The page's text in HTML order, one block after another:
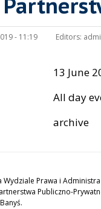
- 11:19 Editors:
13 June
All day
archive
Prawa i
Publiczno-